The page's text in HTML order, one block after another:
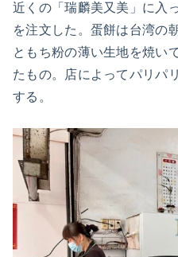
近くの「瑞麟美又美」に入
を注文した。蛋餅は台湾の
ともち粉の薄い生地を焼い
たもの。店によってパリパ
する。